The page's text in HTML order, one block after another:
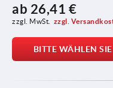
ab 26,41 €
zzgl. MwSt. zzgl.
BITTE WÄHLEN